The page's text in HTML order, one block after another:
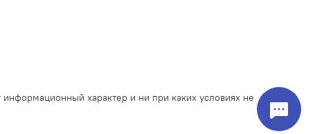
информационный характер и ни при каких условиях не